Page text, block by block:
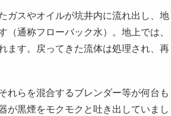
ガスやオイルが坑井内に流れ出し、地
通称フローバック水）。地上では、
ます。戻ってきた流体は処理され、再
れらを混合するブレンダー等が何台も
が黒煙をモクモクと吐き出していまし